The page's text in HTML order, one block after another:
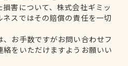
害について、株式会社ギミッ
スではその賠償の責任を一切
お手数ですがお問い合わせフ
をいただけますようお願いい